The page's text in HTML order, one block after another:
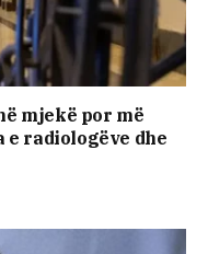
mjekë por më
e radiologëve dhe